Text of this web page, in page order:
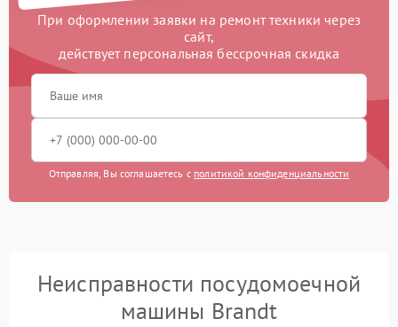
При оформлении заявки на ремонт техники через
сайт,
действует персональная бессрочная скидка
Отправляя, Вы соглашаетесь с политикой конфиденциальности
Неисправности посудомоечной
машины Brandt